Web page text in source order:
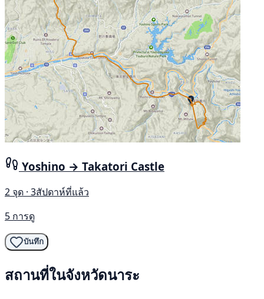
Yoshino → Takatori Castle
2 จุด · 3สัปดาห์ที่แล้ว
5 การดู
บันทึก
สถานที่ในจังหวัดนาระ